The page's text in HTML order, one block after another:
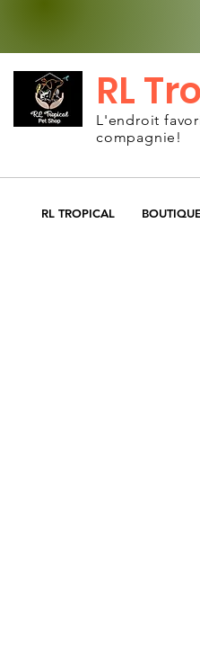
RL
L'endroit
compagnie!
RL TROPICAL